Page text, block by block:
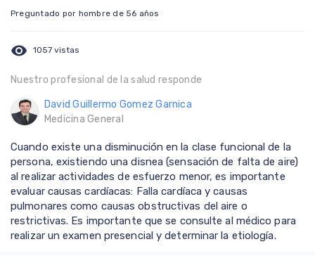
Preguntado por hombre de 56 años
visibility 1057 vistas
Nuestro profesional de la salud responde
David Guillermo Gomez Garnica
Medicina General
Cuando existe una disminución en la clase funcional de la
persona, existiendo una disnea (sensación de falta de aire)
al realizar actividades de esfuerzo menor, es importante
evaluar causas cardíacas: Falla cardíaca y causas
pulmonares como causas obstructivas del aire o
restrictivas. Es importante que se consulte al médico para
realizar un examen presencial y determinar la etiología.